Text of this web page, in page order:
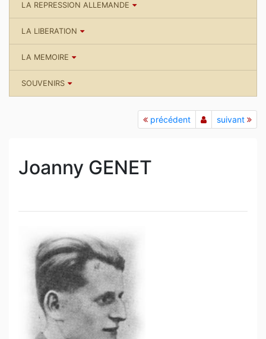
LA REPRESSION ALLEMANDE
LA LIBERATION
LA MEMOIRE
SOUVENIRS
précédent suivant
Joanny GENET